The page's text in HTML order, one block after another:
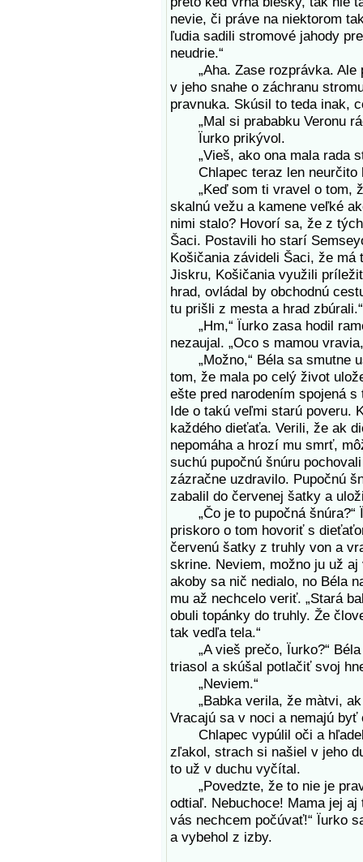
nevie, či práve na niektorom
ľudia sadili stromové jahody
neudrie.“
„Aha. Zase rozprávka. Ale
v jeho snahe o záchranu
pravnuka. Skúsil to teda inak,
„Mal si prababku Veronu
Ïurko prikývol.
„Vieš, ako ona mala rada
Chlapec teraz len neurčito
„Keď som ti vravel o tom,
skalnú vežu a kamene veľké
nimi stalo? Hovorí sa, že z
Šaci. Postavili ho starí
Košičania závideli Šaci, že
Jiskru, Košičania využili
hrad, ovládal by obchodnú
tu prišli z mesta a hrad zbúrali.“
„Hm,“ Ïurko zasa hodil
nezaujal. „Oco s mamou
„Možno,“ Béla sa smutne
tom, že mala po celý život
ešte pred narodením spojená
Ide o takú veľmi starú poveru.
každého dieťaťa. Verili, že ak
nepomáha a hrozí mu smrť,
suchú pupočnú šnúru
zázračne uzdravilo. Pupočnú
zabalil do červenej šatky a
„Čo je to pupočná šnúra?“
priskoro o tom hovoriť s
červenú šatky z truhly von a
skrine. Neviem, možno ju už
akoby sa nič nedialo, no Béla
mu až nechcelo veriť. „Stará
obuli topánky do truhly. Že
tak vedľa tela.“
„A vieš prečo, Ïurko?“ Béla
triasol a skúšal potlačiť svoj
„Neviem.“
„Babka verila, že màtvi, ak
Vracajú sa v noci a nemajú
Chlapec vypúlil oči a hľadel
zľakol, strach si našiel v jeho
to už v duchu vyčítal.
„Povedzte, že to nie je
odtiaľ. Nebuchoce! Mama jej
vás nechcem počúvať!“ Ïurko
a vybehol z izby.